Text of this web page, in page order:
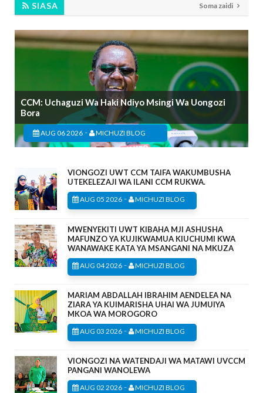
SIASA Soma zaidi
CCM: Uchaguzi Wa Haki Ndiyo Msingi Wa Uongozi
Bora
AUG 06 2026 - MICHUZI BLOG
VIONGOZI UWT CCM TAIFA WAKUMBUSHA
UTEKELEZAJI WA ILANI CCM RUKWA.
AUG 05 2026 - MICHUZI BLOG
MWENYEKITI UWT KIBAHA MJI ASHUSHA
MAFUNZO YA KUJIKWAMUA KIUCHUMI KWA
WANAWAKE KATA YA MSANGANI NA MKUZA
AUG 04 2026 - MICHUZI BLOG
MARIAM ABDALLAH IBRAHIM AENDELEA NA
ZIARA YA KUIMARISHA UHAI WA JUMUIYA
MKOA WA MOROGORO
AUG 03 2026 - MICHUZI BLOG
VIONGOZI NA WATENDAJI WA MATAWI UVCCM
PANGANI WANOLEWA
AUG 02 2026 - MICHUZI BLOG